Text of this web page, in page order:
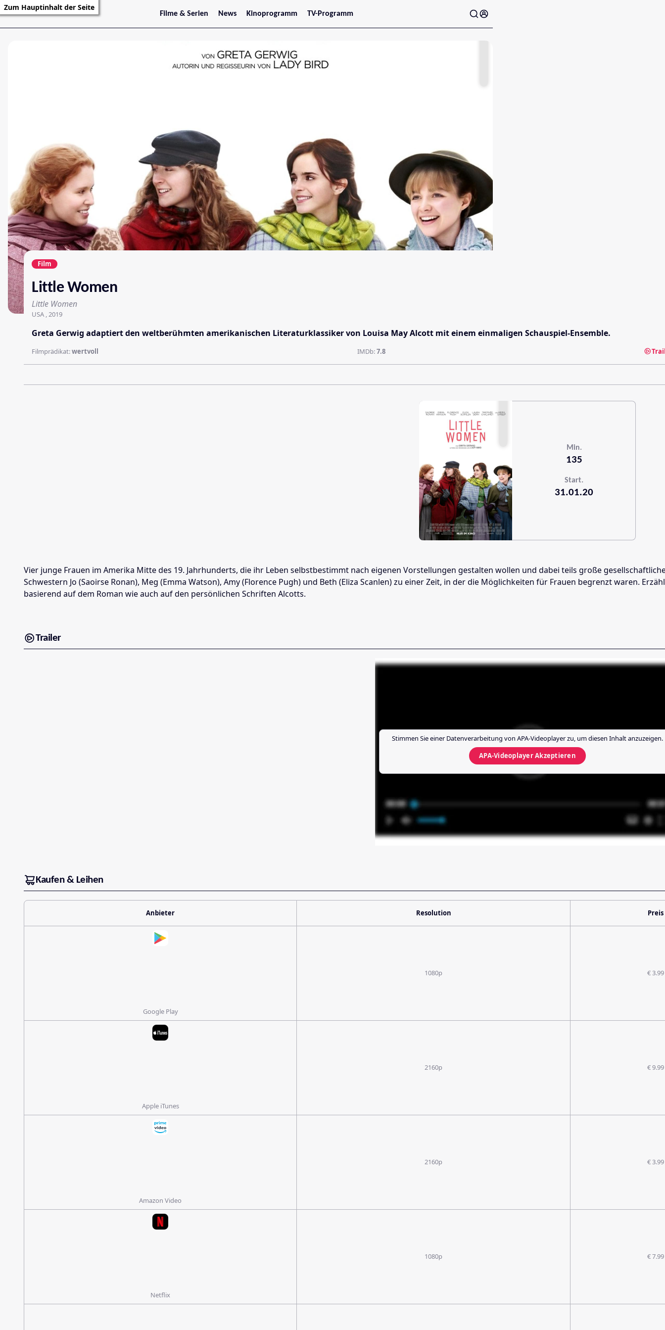
Zum Hauptinhalt der Seite
Filme & Serien
Trailer
Serienarchiv
News
Stars
Kinoprogramm
Jetzt im Kino
Niederösterreich
Oberösterreich
TV-Programm
Film
Little Women
Little Women
USA , 2019
Greta Gerwig adaptiert den weltberühmten amerikanischen Literaturklassiker von Louisa May Alcott mit einem einmaligen Schauspiel-Ensemble.
Filmprädikat:wertvoll IMDb:7.8
Min.
135
Start.
31.01.20
Vier junge Frauen im Amerika Mitte des 19. Jahrhunderts, die ihr Leben selbstbestimmt nach eigenen Vorstellungen gestalten wollen und dabei teils große
Schwestern Jo (Saoirse Ronan), Meg (Emma Watson), Amy (Florence Pugh) und Beth (Eliza Scanlen) zu einer Zeit, in der die Möglichkeiten für Frauen begrenzt waren.
basierend auf dem Roman wie auch auf den persönlichen Schriften Alcotts.
Trailer
Stimmen Sie einer Datenverarbeitung von APA-Videoplayerzu, um diesen Inhalt anzuzeigen.
APA-VideoplayerAkzeptieren
Kaufen & Leihen
Anbieter Resolution Preis
Google Play
1080p € 3.99
Apple iTunes
2160p € 9.99
Amazon Video
2160p € 3.99
Netflix
1080p € 7.99